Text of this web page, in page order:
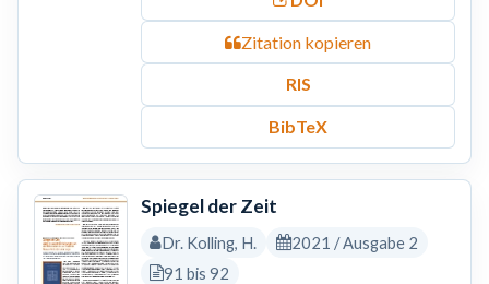
Zitation kopieren
RIS
BibTeX
Spiegel der Zeit
Dr. Kolling, H.
2021 / Ausgabe 2
91 bis 92